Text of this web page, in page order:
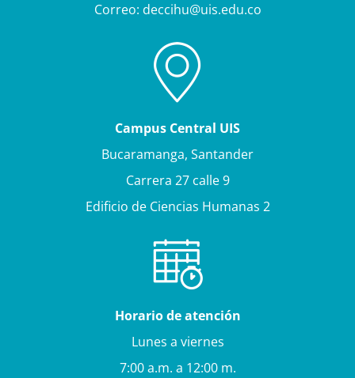
Correo: deccihu@uis.edu.co
Campus Central UIS
Bucaramanga, Santander
Carrera 27 calle 9
Edificio de Ciencias Humanas 2
Horario de atención
Lunes a viernes
7:00 a.m. a 12:00 m.